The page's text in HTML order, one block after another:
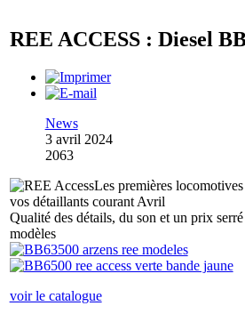
REE ACCESS : Diesel
News
3 avril 2024
2063
Les premières
vos détaillants courant Avril
Qualité des détails, du son et un prix
modèles
voir le catalogue